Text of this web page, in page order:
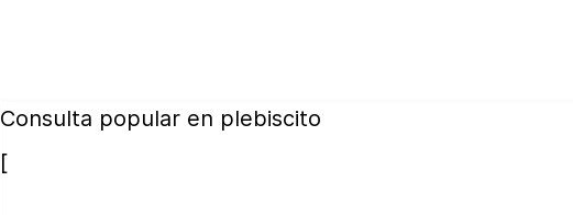
Consulta popular en plebiscito
[